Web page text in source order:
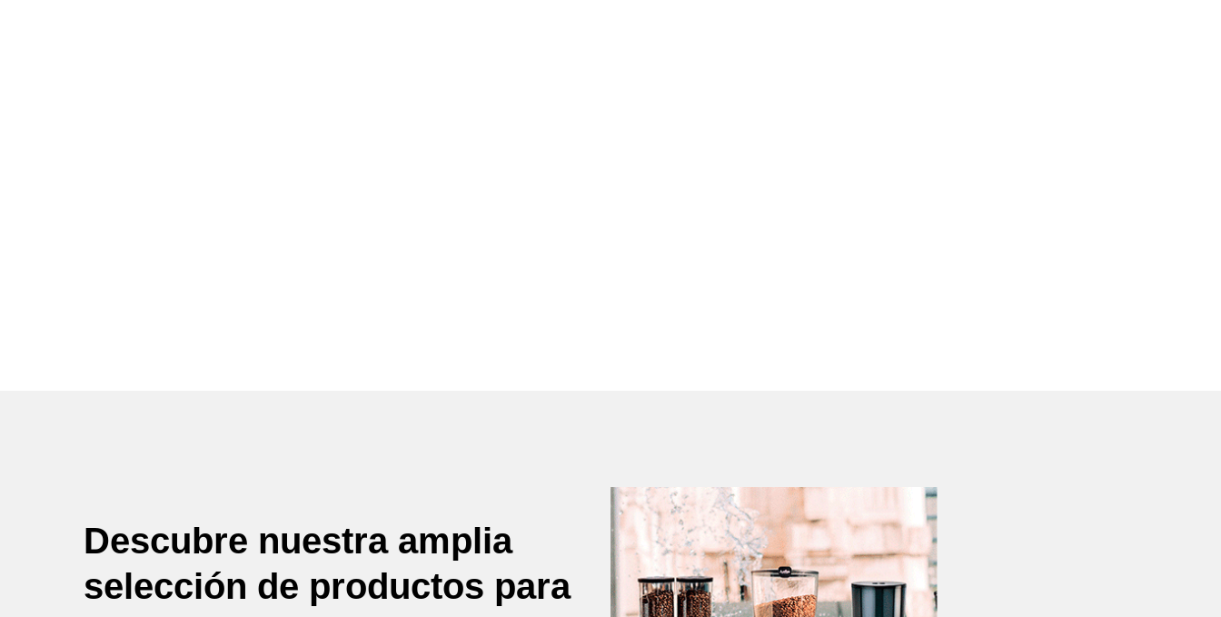
Descubre nuestra amplia
selección de productos para